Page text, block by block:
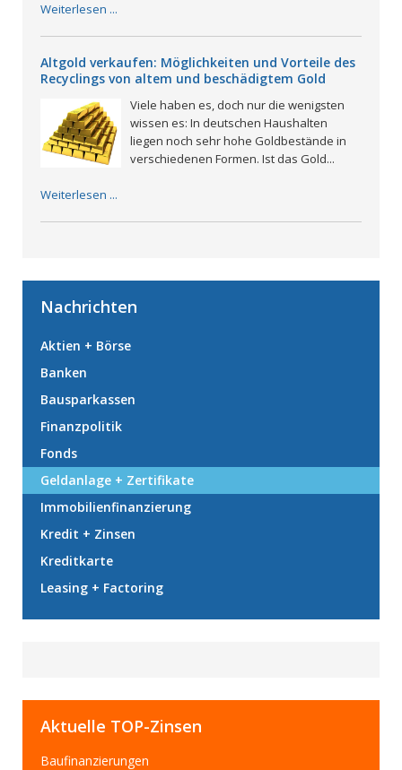
Weiterlesen ...
Altgold verkaufen: Möglichkeiten und Vorteile des
Recyclings von altem und beschädigtem Gold
Viele haben es, doch nur die wenigsten
wissen es: In deutschen Haushalten
liegen noch sehr hohe Goldbestände in
verschiedenen Formen. Ist das Gold...
Weiterlesen ...
Nachrichten
Aktien + Börse
Banken
Bausparkassen
Finanzpolitik
Fonds
Geldanlage + Zertifikate
Immobilienfinanzierung
Kredit + Zinsen
Kreditkarte
Leasing + Factoring
Aktuelle TOP-Zinsen
Baufinanzierungen